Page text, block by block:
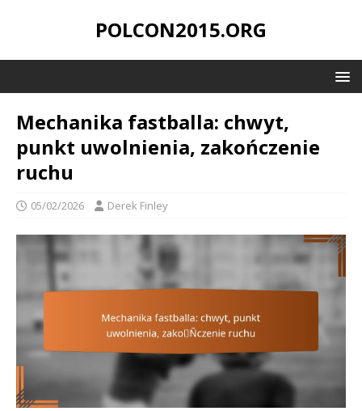
POLCON2015.ORG
Mechanika fastballa: chwyt,
punkt uwolnienia, zakończenie
ruchu
05/02/2026 Derek Finley